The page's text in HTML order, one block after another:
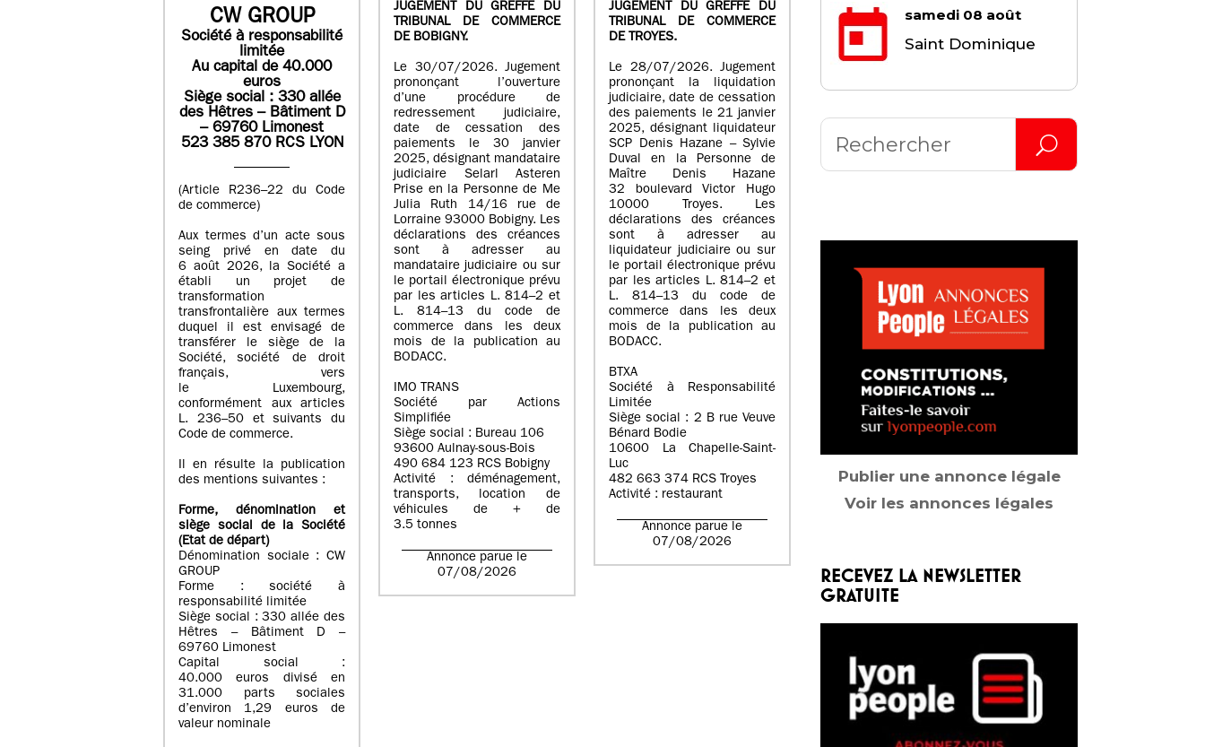
CW GROUP
Société à responsabilité
limitée
Au capital de 40.000
euros
Siège social : 330 allée
des Hêtres – Bâtiment D
– 69760 Limonest
523 385 870 RCS LYON
(Article R236–22 du Code
de commerce)
Aux termes d’un acte sous
seing privé en date du
6 août 2026, la Société a
établi un projet de
transformation
transfrontalière aux termes
duquel il est envisagé de
transférer le siège de la
Société, société de droit
français, vers
le Luxembourg,
conformément aux articles
L. 236–50 et suivants du
Code de commerce.
Il en résulte la publication
des mentions suivantes :
Forme, dénomination et
siège social de la Société
(Etatde départ)
Dénomination sociale : CW
GROUP
Forme : société à
responsabilité limitée
Siège social : 330 allée des
Hêtres – Bâtiment D –
69760 Limonest
Capital social :
40.000 euros divisé en
31.000 parts sociales
d’environ 1,29 euros de
valeur nominale
JUGEMENT DU GREFFE DU
TRIBUNAL DE COMMERCE
DE BOBIGNY.
Le 30/07/2026. Jugement
prononçant l’ouverture
d’une procédure de
redressement judiciaire,
date de cessation des
paiements le 30 janvier
2025, désignant mandataire
judiciaire Selarl Asteren
Prise en la Personne de Me
Julia Ruth 14/16 rue de
Lorraine 93000 Bobigny. Les
déclarations des créances
sont à adresser au
mandataire judiciaire ou sur
le portail électronique prévu
par les articles L. 814–2 et
L. 814–13 du code de
commerce dans les deux
mois de la publication au
BODACC.
IMO TRANS
Société par Actions
Simplifiée
Siège social : Bureau 106
93600 Aulnay-sous-Bois
490 684 123 RCS Bobigny
Activité : déménagement,
transports, location de
véhicules de + de
3.5 tonnes
Annonce parue le
07/08/2026
JUGEMENT DU GREFFE DU
TRIBUNAL DE COMMERCE
DE TROYES.
Le 28/07/2026. Jugement
prononçant la liquidation
judiciaire, date de cessation
des paiements le 21 janvier
2025, désignant liquidateur
SCP Denis Hazane – Sylvie
Duval en la Personne de
Maître Denis Hazane
32 boulevard Victor Hugo
10000 Troyes. Les
déclarations des créances
sont à adresser au
liquidateur judiciaire ou sur
le portail électronique prévu
par les articles L. 814–2 et
L. 814–13 du code de
commerce dans les deux
mois de la publication au
BODACC.
BTXA
Société à Responsabilité
Limitée
Siège social : 2 B rue Veuve
Bénard Bodie
10600 La Chapelle-Saint-
Luc
482 663 374 RCS Troyes
Activité : restaurant
Annonce parue le
07/08/2026
samedi 08 août
Saint Dominique
Publier une annonce légale
Voir les annonces légales
RECEVEZ LA NEWSLETTER
GRATUITE